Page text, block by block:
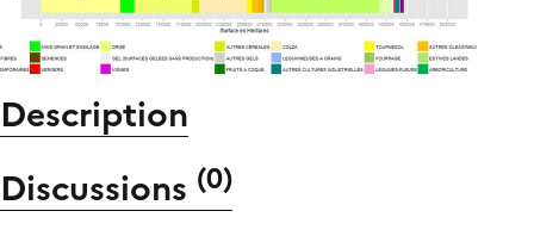
Description
Discussions (0)